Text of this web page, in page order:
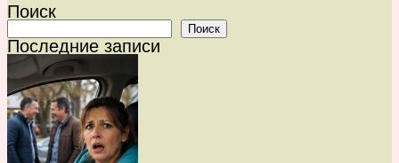
Поиск
Поиск
Последние записи